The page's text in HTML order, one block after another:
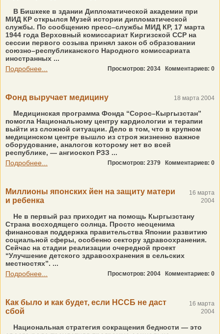
В Бишкеке в здании Дипломатической академии при
МИД КР открылся Музей истории дипломатической
службы. По сообщению пресс–службы МИД КР, 17 марта
1944 года Верховный комиссариат Киргизской ССР на
сессии первого созыва принял закон об образовании
союзно–республиканского Народного комиссариата
иностранных ...
Подробнее...
Просмотров: 2034 Комментариев: 0
Фонд выручает медицину 18 марта 2004
Медицинская программа Фонда “Сорос–Кыргызстан”
помогла Национальному центру кардиологии и терапии
выйти из сложной ситуации. Дело в том, что в крупном
медицинском центре вышло из строя жизненно важное
оборудование, аналогов которому нет во всей
республике, — ангиоскоп РЗЗ ...
Подробнее...
Просмотров: 2379 Комментариев: 0
Миллионы японских йен на защиту матери
и ребенка
16 марта
2004
Не в первый раз приходит на помощь Кыргызстану
Страна восходящего солнца. Просто неоценима
финансовая поддержка правительства Японии развитию
социальной сферы, особенно сектору здравоохранения.
Сейчас на стадии реализации очередной проект
“Улучшение детского здравоохранения в сельских
местностях”. ...
Подробнее...
Просмотров: 2004 Комментариев: 0
Как было и как будет, если НССБ не даст
сбой
16 марта
2004
Национальная стратегия сокращения бедности — это